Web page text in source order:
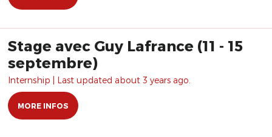
Stage avec Guy Lafrance (11 - 15
septembre)
Internship | Last updated about 3 years ago.
MORE INFOS